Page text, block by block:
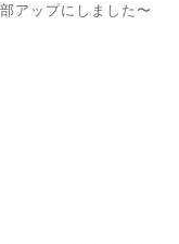
アップにしました〜